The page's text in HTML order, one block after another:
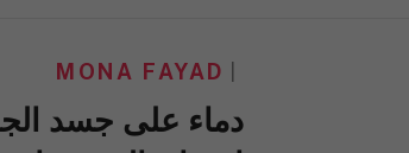
MONA FAYAD
دماء على جسد